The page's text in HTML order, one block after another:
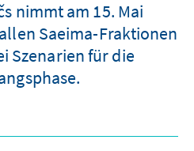
nimmt am 15. Mai
Saeima-Fraktionen
Szenarien für die